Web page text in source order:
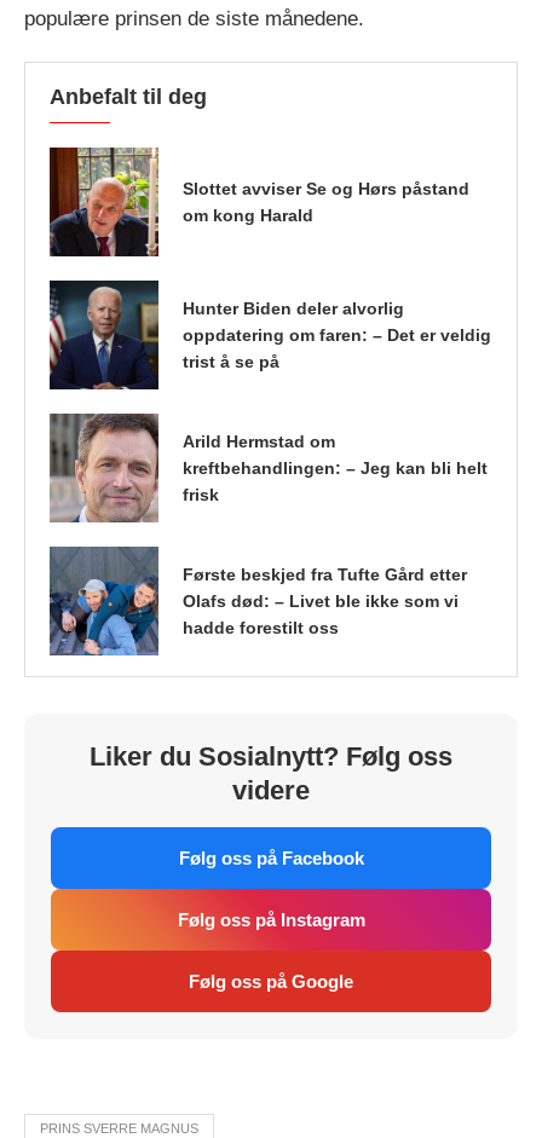
populære prinsen de siste månedene.
Anbefalt til deg
Slottet avviser Se og Hørs påstand
om kong Harald
Hunter Biden deler alvorlig
oppdatering om faren: – Det er veldig
trist å se på
Arild Hermstad om
kreftbehandlingen: – Jeg kan bli helt
frisk
Første beskjed fra Tufte Gård etter
Olafs død: – Livet ble ikke som vi
hadde forestilt oss
Liker du Sosialnytt? Følg oss
videre
Følg oss på Facebook
Følg oss på Instagram
Følg oss på Google
PRINS SVERRE MAGNUS